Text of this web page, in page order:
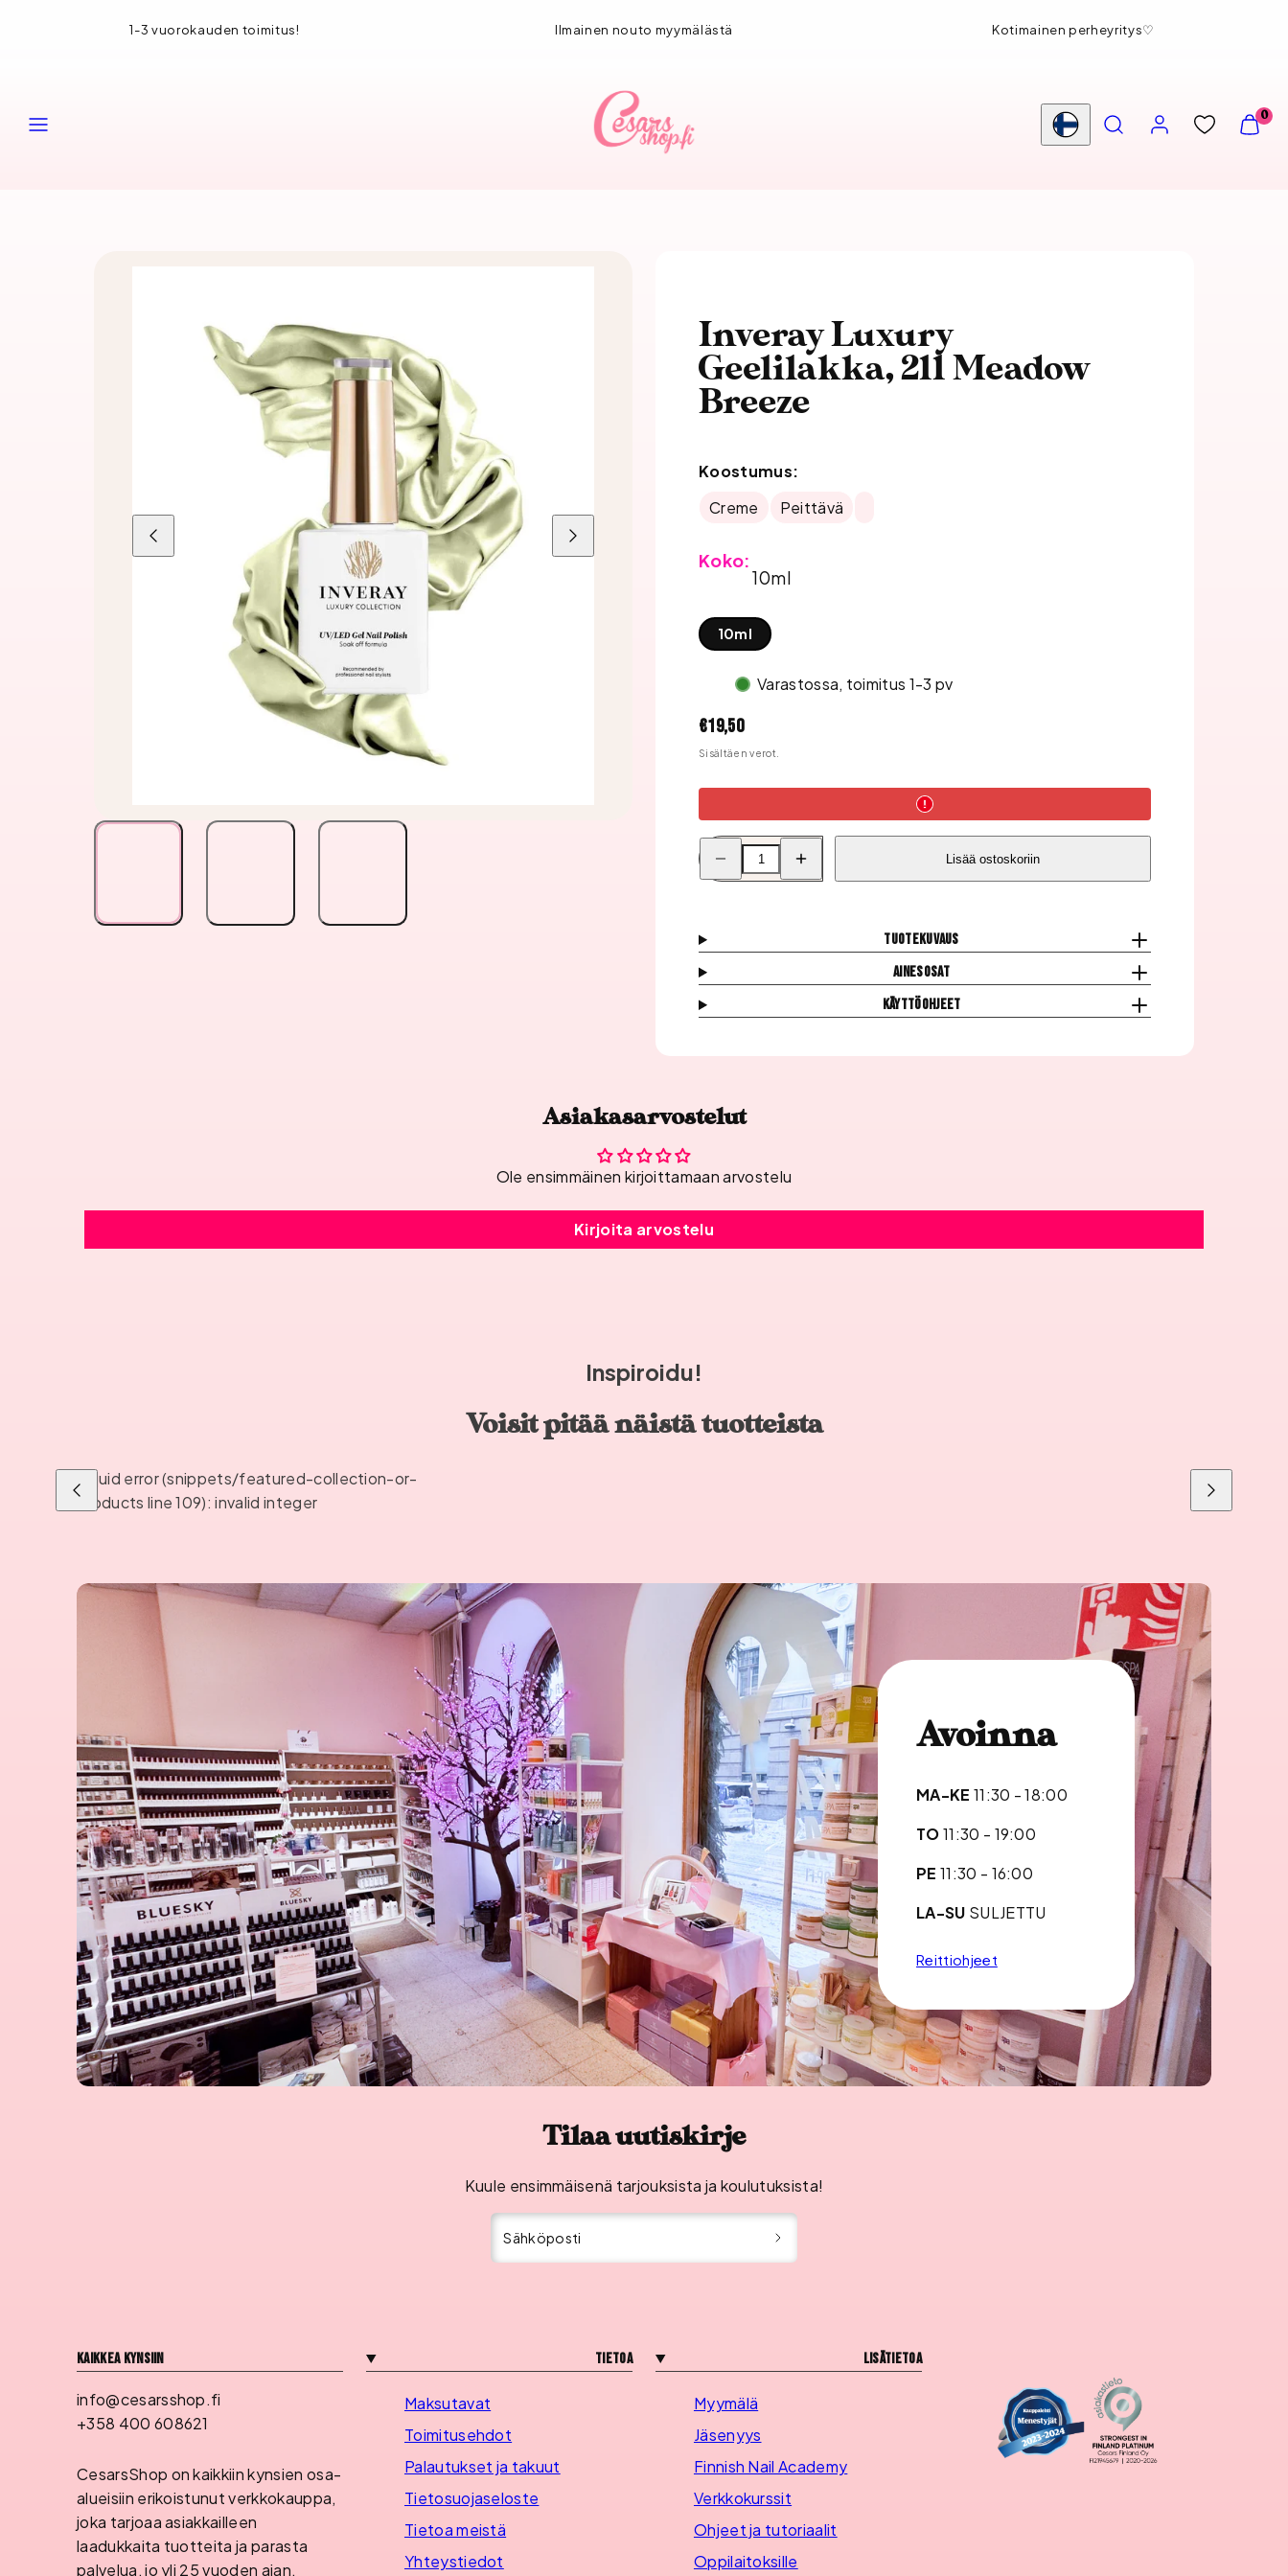
1-3 vuorokauden toimitus! Ilmainen nouto myymälästä Kotimainen perheyritys♡
Maa/alue
HAE
NÄYTÄ
0
Liu'uta
vasemmalle
Liu'uta
oikealle
Inveray Luxury
Geelilakka, 211 Meadow
Breeze
Koostumus:
Creme
Peittävä
Koko:
10ml
10ml
Varastossa, toimitus 1-3 pv
Hinta
€19,50
Sisältäen verot.
Pienennä
Inveray
Luxury
Inveray
Luxury
Lisää ostoskoriin
Tuotekuvaus
Ainesosat
Käyttöohjeet
Asiakasarvostelut
Ole ensimmäinen kirjoittamaan arvostelu
Kirjoita arvostelu
Inspiroidu!
Voisit pitää näistä tuotteista
Liquid error (snippets/featured-collection-or-
products line 109): invalid integer
Liu'uta
vasemmalle
Liu'uta
oikealle
Avoinna
MA-KE 11:30 - 18:00
TO11:30 - 19:00
PE 11:30 - 16:00
LA-SU SULJETTU
Reittiohjeet
Tilaa uutiskirje
Kuule ensimmäisenä tarjouksista ja koulutuksista!
Sähköposti
Kaikkea kynsiin
info@cesarsshop.fi
+358 400 608621
CesarsShop on kaikkiin kynsien osa-
alueisiin erikoistunut verkkokauppa,
joka tarjoaa asiakkailleen
laadukkaita tuotteita ja parasta
palvelua, jo yli 25 vuoden ajan.
Tietoa
Maksutavat
Toimitusehdot
Palautukset ja takuut
Tietosuojaseloste
Tietoa meistä
Yhteystiedot
Lisätietoa
Myymälä
Jäsenyys
Finnish Nail Academy
Verkkokurssit
Ohjeet ja tutoriaalit
Oppilaitoksille